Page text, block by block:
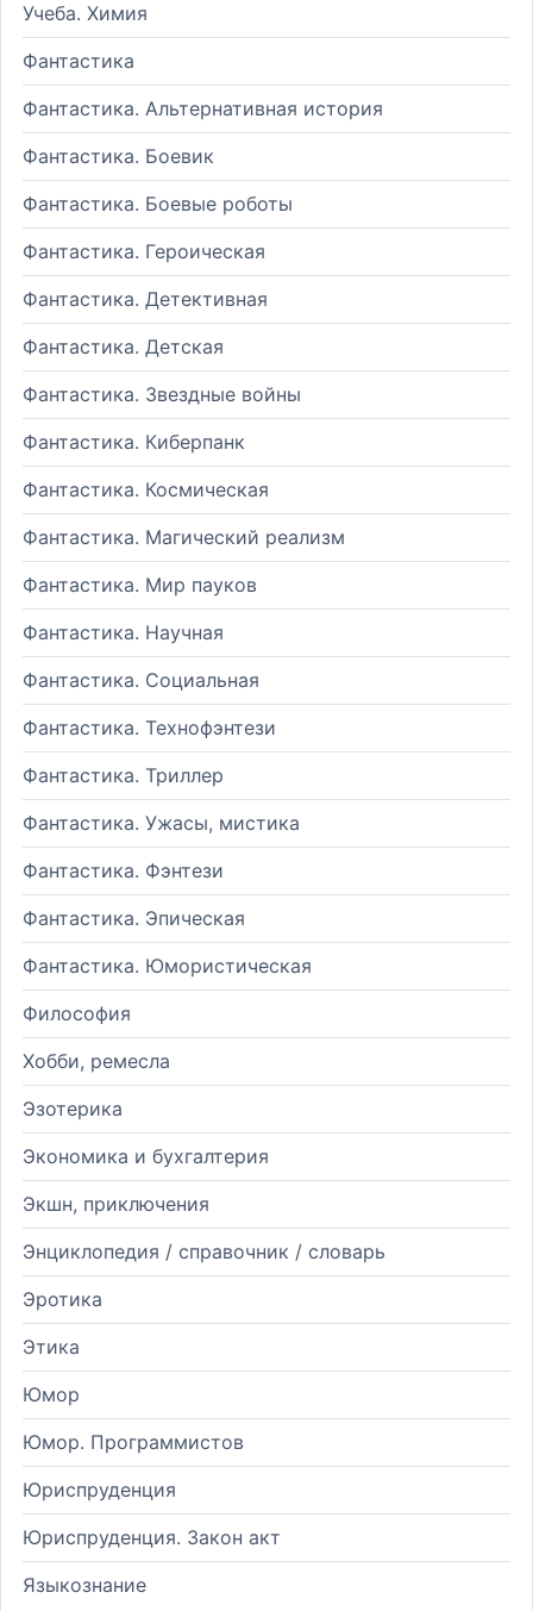
Учеба. Химия
Фантастика
Фантастика. Альтернативная история
Фантастика. Боевик
Фантастика. Боевые роботы
Фантастика. Героическая
Фантастика. Детективная
Фантастика. Детская
Фантастика. Звездные войны
Фантастика. Киберпанк
Фантастика. Космическая
Фантастика. Магический реализм
Фантастика. Мир пауков
Фантастика. Научная
Фантастика. Социальная
Фантастика. Технофэнтези
Фантастика. Триллер
Фантастика. Ужасы, мистика
Фантастика. Фэнтези
Фантастика. Эпическая
Фантастика. Юмористическая
Философия
Хобби, ремесла
Эзотерика
Экономика и бухгалтерия
Экшн, приключения
Энциклопедия / справочник / словарь
Эротика
Этика
Юмор
Юмор. Программистов
Юриспруденция
Юриспруденция. Закон акт
Языкознание